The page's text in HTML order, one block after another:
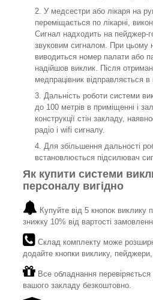
У медсестри або лікаря на
переміщається по лікарні,
Сигнал надходить на пейджер-
звуковим сигналом. При цьому
виводиться номер палати або
надійшов виклик. Після
медпрацівник відправляється в
Дальність роботи системи
до 100 метрів в приміщенні і
конструкції стін закладу,
радіо і wifi сигналу.
Для збільшення дальності
встановлюється підсилювач
Як купити системи
персоналу вигідно
Купуйте від 5 кнопок виклику
знижку 10% від вартості
Склад комплекту може
додайте кнопки виклику,
Все обладнання
вашого закладу безкоштовно.